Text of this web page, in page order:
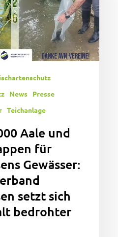
News
Presse
Teichanlage
Aale und
für
Gewässer:
setzt sich
bedrohter